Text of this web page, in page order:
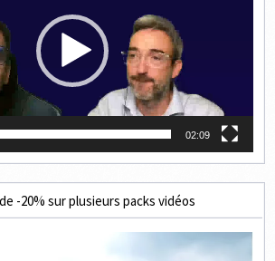
02:09
-20% sur plusieurs packs vidéos